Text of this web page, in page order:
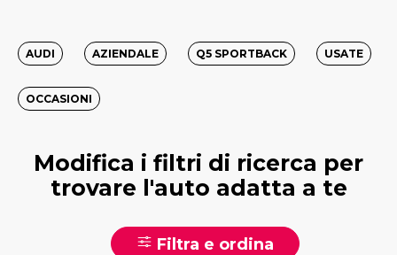
AUDI AZIENDALE Q5 SPORTBACK USATE
OCCASIONI
Modifica i filtri di ricerca per
trovare l'auto adatta a te
Filtra e ordina